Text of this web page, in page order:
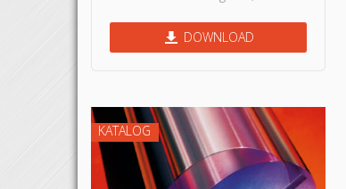
DOWNLOAD
KATALOG